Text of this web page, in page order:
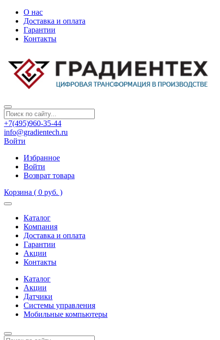
О нас
Доставка и оплата
Гарантии
Контакты
+7(495)960-35-44
info@gradientech.ru
Войти
Избранное
Войти
Возврат товара
Корзина ( 0 руб. )
Каталог
Компания
Доставка и оплата
Гарантии
Акции
Контакты
Каталог
Акции
Датчики
Системы управления
Мобильные компьютеры